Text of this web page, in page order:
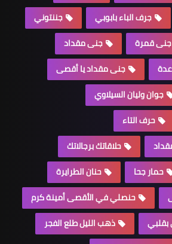
جرف الباء بابوبي
جننتوني
جنى قمرة
جنى مقداد
جنى مقداد يا أقصى
جوان وليان السيلاوي
حرف التاء
حلاقاتك برجالاتك
حمار جحا
حنان الطرايرة
حنصلي في الأقصى أمينة كرم
ذهب الليل طلع الفجر